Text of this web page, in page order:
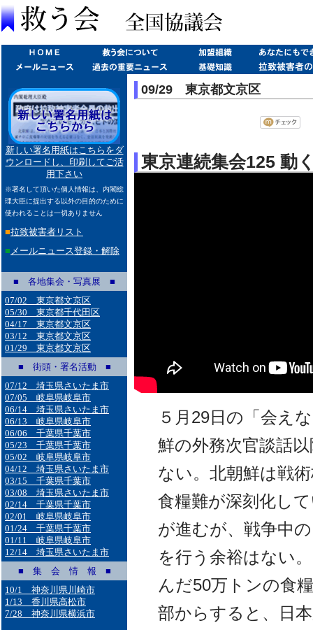
新しい署名用紙はこちらをダ
ウンロードし、印刷してご活
用下さい
※署名して頂いた個人情報は、内閣総
理大臣に提出する以外の目的のために
使われることは一切ありません
■拉致被害者リスト
■ メールニュース登録・解除
■ 各地集会・写真展 ■
07/02 東京都文京区
05/30 東京都千代田区
04/17 東京都文京区
03/12 東京都文京区
01/29 東京都文京区
■ 街頭・署名活動 ■
07/12 埼玉県さいたま市
07/05 岐阜県岐阜市
06/14 埼玉県さいたま市
06/13 岐阜県岐阜市
06/06 千葉県千葉市
05/23 千葉県千葉市
05/02 岐阜県岐阜市
04/12 埼玉県さいたま市
03/15 千葉県千葉市
03/08 埼玉県さいたま市
02/14 千葉県千葉市
02/01 岐阜県岐阜市
01/24 千葉県千葉市
01/11 岐阜県岐阜市
12/14 埼玉県さいたま市
■ 集 会 情 報 ■
10/1 神奈川県川崎市
1/13 香川県高松市
7/28 神奈川県横浜市
09/29 東京都文京区
東京連続集会125 動
５月29日の「会え
鮮の外務次官談話
ない。北朝鮮は戦
食糧難が深刻化し
が進むが、戦争中
を行う余裕はない
んだ50万トンの食
部からすると、日